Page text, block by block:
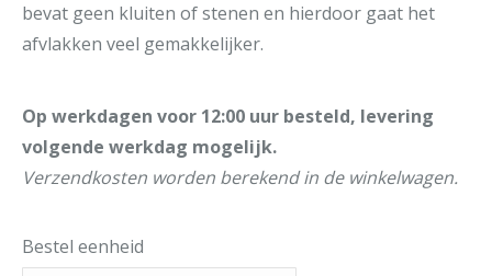
bevat geen kluiten of stenen en hierdoor gaat het
afvlakken veel gemakkelijker.
Op werkdagen voor 12:00 uur besteld, levering
volgende werkdag mogelijk.
Verzendkosten worden berekend in de winkelwagen.
Bestel eenheid